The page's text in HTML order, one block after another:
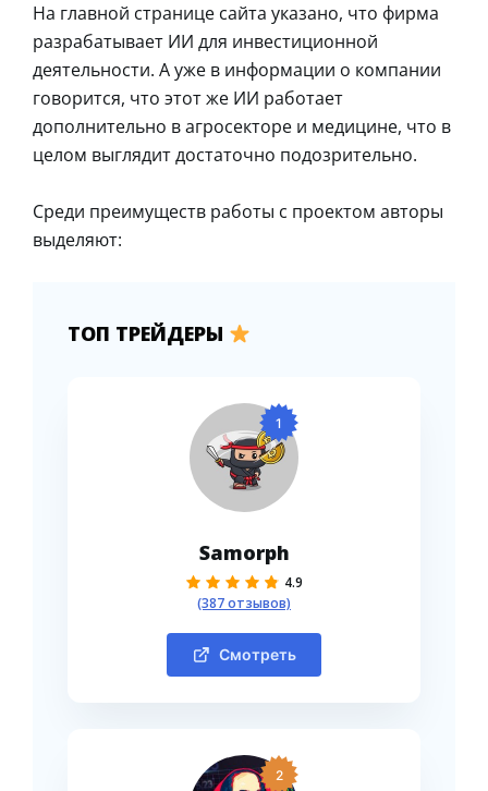
На главной странице сайта указано, что фирма
разрабатывает ИИ для инвестиционной
деятельности. А уже в информации о компании
говорится, что этот же ИИ работает
дополнительно в агросекторе и медицине, что в
целом выглядит достаточно подозрительно.
Среди преимуществ работы с проектом авторы
выделяют:
ТОП ТРЕЙДЕРЫ
1
Samorph
4.9
(387 отзывов)
Смотреть
2